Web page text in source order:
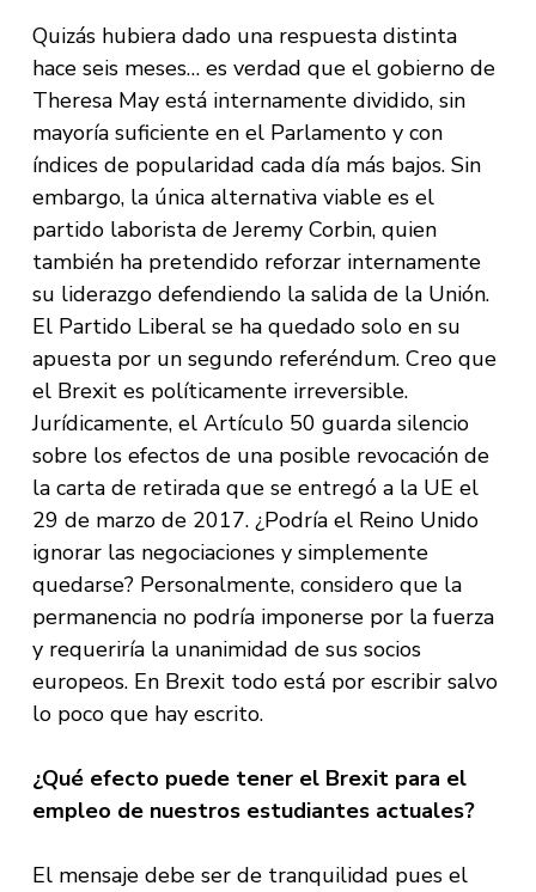
Quizás hubiera dado una respuesta distinta
hace seis meses… es verdad que el gobierno de
Theresa May está internamente dividido, sin
mayoría suficiente en el Parlamento y con
índices de popularidad cada día más bajos. Sin
embargo, la única alternativa viable es el
partido laborista de Jeremy Corbin, quien
también ha pretendido reforzar internamente
su liderazgo defendiendo la salida de la Unión.
El Partido Liberal se ha quedado solo en su
apuesta por un segundo referéndum. Creo que
el Brexit es políticamente irreversible.
Jurídicamente, el Artículo 50 guarda silencio
sobre los efectos de una posible revocación de
la carta de retirada que se entregó a la UE el
29 de marzo de 2017. ¿Podría el Reino Unido
ignorar las negociaciones y simplemente
quedarse? Personalmente, considero que la
permanencia no podría imponerse por la fuerza
y requeriría la unanimidad de sus socios
europeos. En Brexit todo está por escribir salvo
lo poco que hay escrito.
¿Qué efecto puede tener el Brexit para el
empleo de nuestros estudiantes actuales?
El mensaje debe ser de tranquilidad pues el